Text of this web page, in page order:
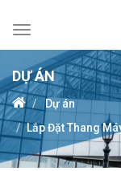
Toggle
navigation
DỰ ÁN
Dự án
Lắp Đặt Thang